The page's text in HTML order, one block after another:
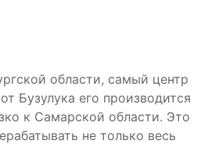
области, самый центр
Бузулука его производится
к Самарской области. Это
не только весь